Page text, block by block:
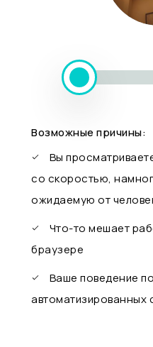
Возможные причины:
Вы
со скоростью,
ожидаемую от
Что-то мешает
браузере
Ваше поведение
автоматизированных